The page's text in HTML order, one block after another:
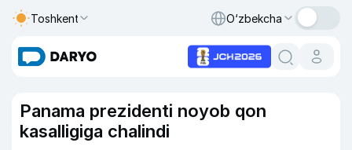
Toshkent O‘zbekcha
Panama prezidenti noyob qon
kasalligiga chalindi